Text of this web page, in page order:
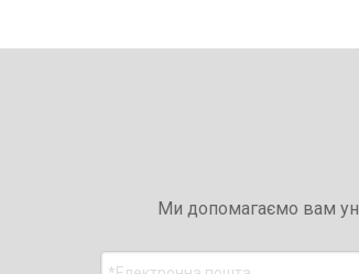
Ми допомагаємо вам